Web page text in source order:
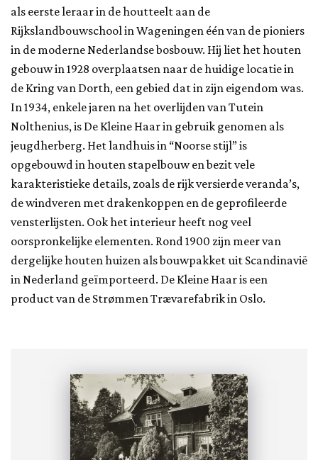
als eerste leraar in de houtteelt aan de
Rijkslandbouwschool in Wageningen één van de pioniers
in de moderne Nederlandse bosbouw. Hij liet het houten
gebouw in 1928 overplaatsen naar de huidige locatie in
de Kring van Dorth, een gebied dat in zijn eigendom was.
In 1934, enkele jaren na het overlijden van Tutein
Nolthenius, is De Kleine Haar in gebruik genomen als
jeugdherberg. Het landhuis in “Noorse stijl” is
opgebouwd in houten stapelbouw en bezit vele
karakteristieke details, zoals de rijk versierde veranda’s,
de windveren met drakenkoppen en de geprofileerde
vensterlijsten. Ook het interieur heeft nog veel
oorspronkelijke elementen. Rond 1900 zijn meer van
dergelijke houten huizen als bouwpakket uit Scandinavië
in Nederland geïmporteerd. De Kleine Haar is een
product van de Strømmen Trævarefabrik in Oslo.